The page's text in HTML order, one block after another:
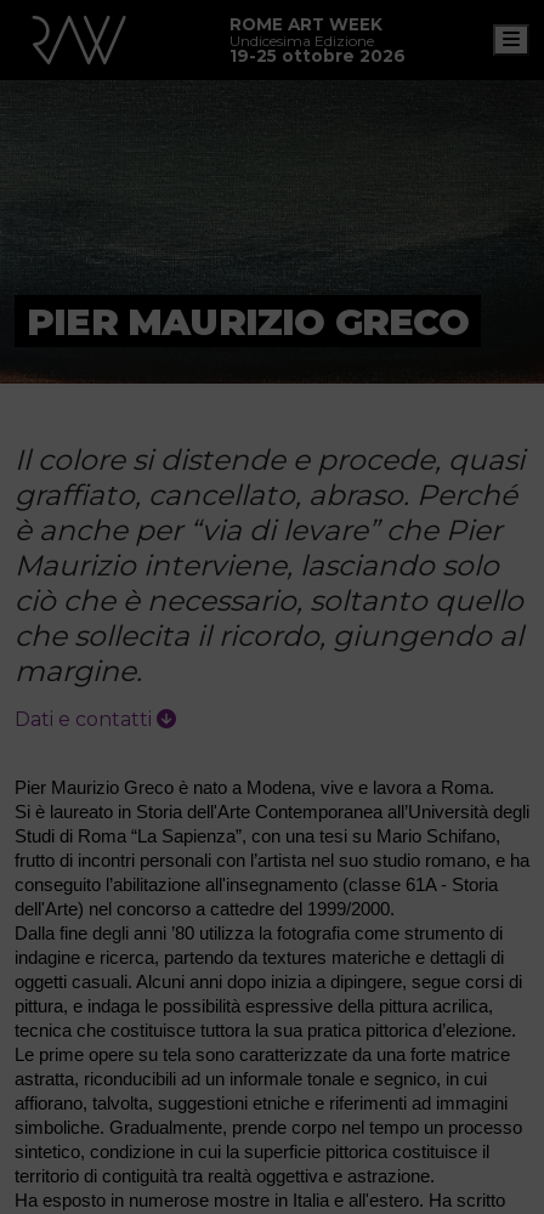
ROME ART WEEK
Undicesima Edizione
19-25 ottobre 2026
PIER MAURIZIO GRECO
Il colore si distende e procede, quasi
graffiato, cancellato, abraso. Perché
è anche per “via di levare” che Pier
Maurizio interviene, lasciando solo
ciò che è necessario, soltanto quello
che sollecita il ricordo, giungendo al
margine.
Dati e contatti
Pier Maurizio Greco è nato a Modena, vive e lavora a Roma.
Si è laureato in Storia dell'Arte Contemporanea all’Università degli
Studi di Roma “La Sapienza”, con una tesi su Mario Schifano,
frutto di incontri personali con l’artista nel suo studio romano, e ha
conseguito l’abilitazione all'insegnamento (classe 61A - Storia
dell'Arte) nel concorso a cattedre del 1999/2000.
Dalla fine degli anni ’80 utilizza la fotografia come strumento di
indagine e ricerca, partendo da textures materiche e dettagli di
oggetti casuali. Alcuni anni dopo inizia a dipingere, segue corsi di
pittura, e indaga le possibilità espressive della pittura acrilica,
tecnica che costituisce tuttora la sua pratica pittorica d’elezione.
Le prime opere su tela sono caratterizzate da una forte matrice
astratta, riconducibili ad un informale tonale e segnico, in cui
affiorano, talvolta, suggestioni etniche e riferimenti ad immagini
simboliche. Gradualmente, prende corpo nel tempo un processo
sintetico, condizione in cui la superficie pittorica costituisce il
territorio di contiguità tra realtà oggettiva e astrazione.
Ha esposto in numerose mostre in Italia e all'estero. Ha scritto